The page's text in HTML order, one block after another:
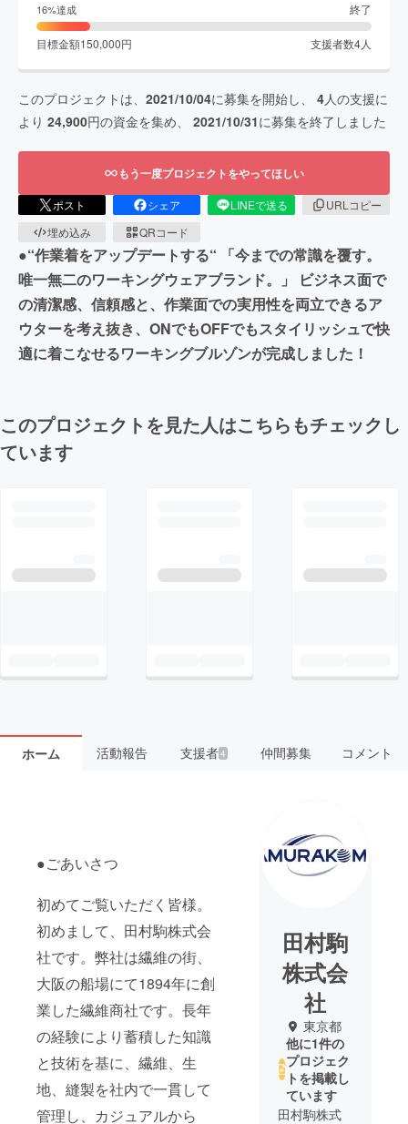
16%達成 終了
目標金額150,000円 支援者数4人
このプロジェクトは、 2021/10/04に募集を開始し、 4人の支援に
より 24,900円の資金を集め、 2021/10/31に募集を終了しました
もう一度プロジェクトをやってほしい
ポスト シェア LINEで送る
URLコピー
埋め込み
QRコード
●“作業着をアップデートする“ 「今までの常識を覆す。
唯一無二のワーキングウェアブランド。」 ビジネス面で
の清潔感、信頼感と、作業面での実用性を両立できるア
ウターを考え抜き、ONでもOFFでもスタイリッシュで快
適に着こなせるワーキングブルゾンが完成しました！
このプロジェクトを見た人はこちらもチェックし
ています
ホーム 活動報告 支援者4 仲間募集 コメント
●ごあいさつ
初めてご覧いただく皆様。
初めまして、田村駒株式会
社です。弊社は繊維の街、
大阪の船場にて1894年に創
業した繊維商社です。長年
の経験により蓄積した知識
と技術を基に、繊維、生
地、縫製を社内で一貫して
管理し、カジュアルから
田村駒
株式会
社
東京都
他に1件の
プロジェク
トを掲載し
ています
田村駒株式